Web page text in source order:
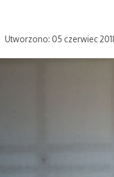
Utworzono: 05 czerwiec